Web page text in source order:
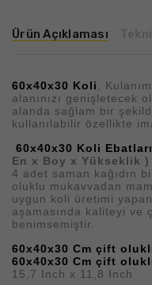
Ürün Açıklaması
60x40x30 Koli
,
alanınızı genişletecek
alanda sağlam bir
kullanılabilir özellikte
60x40x30 Koli Ebatları
En x Boy x Yükseklik )
4 adet saman kağıdın
oluklu mukavvadan
uygun koli üretimi yapan
aşamasında kaliteyi ve
benimsemiştir.
60x40x30 Cm çift
60x40x30 Cm çift
15,7 Inch x 11,8 Inch